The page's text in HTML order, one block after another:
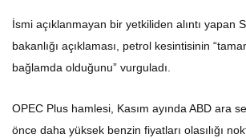
İsmi açıklanmayan bir yetkiliden alıntı yapan
bakanlığı açıklaması, petrol kesintisinin
bağlamda olduğunu” vurguladı.
OPEC Plus hamlesi, Kasım ayında ABD ara
önce daha yüksek benzin fiyatları olasılığı